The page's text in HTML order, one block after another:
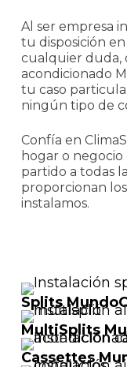
Al ser empresa
tu disposición
cualquier duda,
acondicionado
tu caso
ningún tipo de
Confía en
hogar o negocio
partido a todas
proporcionan
instalamos.
Splits
MultiSplits
Cassettes